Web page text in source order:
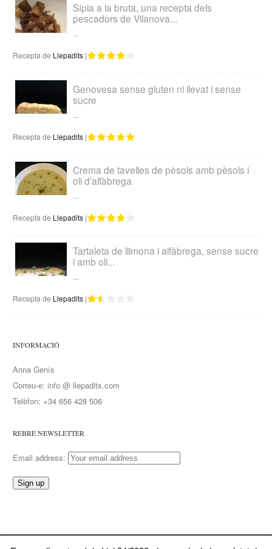
Sípia a la bruta, una recepta dels
pescadors de Vilanova...
...
Recepta de Llepadits |
Genovesa sense gluten ni llevat i sense
sucre
...
Recepta de Llepadits |
Crema de tavelles de pèsols amb pèsols i
oli d’alfàbrega
...
Recepta de Llepadits |
Tartaleta de llimona i alfàbrega, sense sucre
i amb oli...
...
Recepta de Llepadits |
INFORMACIÓ
Anna Genís
Correu-e: info @ llepadits.com
Telèfon: +34 656 428 506
REBRE NEWSLETTER
Email address: